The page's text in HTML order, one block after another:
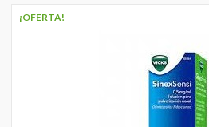
¡OFERTA!